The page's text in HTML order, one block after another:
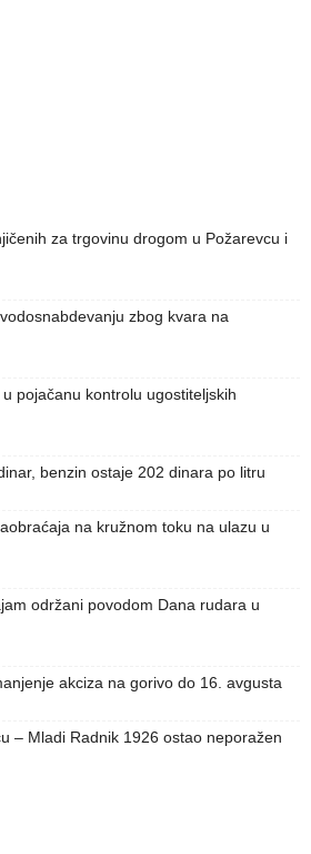
za trgovinu drogom u Požarevcu i
zbog kvara na
pojačanu kontrolu ugostiteljskih
benzin ostaje 202 dinara po litru
na kružnom toku na ulazu u
održani povodom Dana rudara u
akciza na gorivo do 16. avgusta
– Mladi Radnik 1926 ostao neporažen